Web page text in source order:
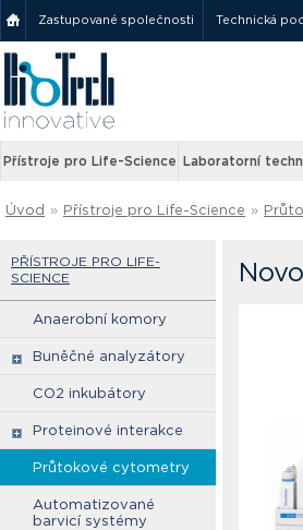
Zastupované společnosti Technická
Přístroje pro Life-Science Laboratorní
Úvod » Přístroje pro Life-Science »
PŘÍSTROJE PRO LIFE-
SCIENCE
Anaerobní komory
Buněčné analyzátory
CO2 inkubátory
Proteinové interakce
Průtokové cytometry
Automatizované
barvicí systémy